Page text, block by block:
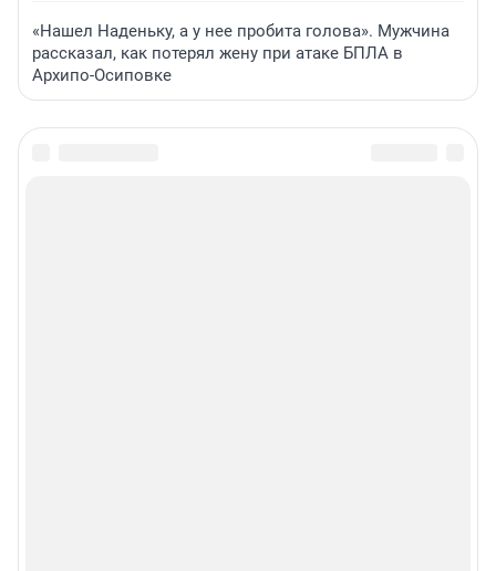
«Нашел Наденьку, а у нее пробита голова». Мужчина
рассказал, как потерял жену при атаке БПЛА в
Архипо-Осиповке